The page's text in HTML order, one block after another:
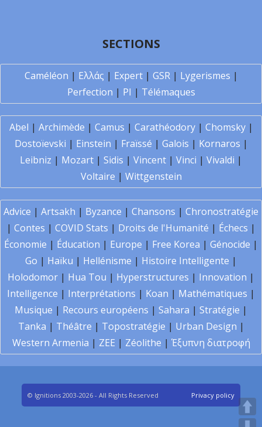
SECTIONS
Caméléon | Ελλάς | Expert| GSR| Lygerismes |
Perfection | PI | Télémaques
Abel | Archimède | Camus | Carathéodory| Chomsky|
Dostoïevski | Einstein | Fraïssé | Galois | Kornaros |
Leibniz | Mozart | Sidis | Vincent | Vinci | Vivaldi |
Voltaire | Wittgenstein
Advice | Artsakh | Byzance | Chansons | Chronostratégie
| Contes | COVID Stats | Droits de l'Humanité | Échecs |
Économie | Éducation | Europe | Free Korea | Génocide |
Go | Haïku | Hellénisme | Histoire Intelligente |
Holodomor | Hua Tou | Hyperstructures | Innovation |
Intelligence | Interprétations | Koan | Mathématiques |
Musique | Recours européens | Sahara | Stratégie |
Tanka | Théâtre | Topostratégie | Urban Design |
Western Armenia | ZEE | Zéolithe | Έξυπνη διατροφή
© Ignitions 2003-2026 - All Rights Reserved Privacy policy